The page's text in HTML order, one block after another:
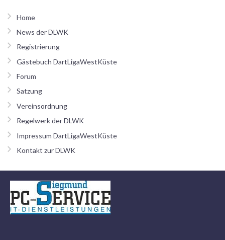
Home
News der DLWK
Registrierung
Gästebuch DartLigaWestKüste
Forum
Satzung
Vereinsordnung
Regelwerk der DLWK
Impressum DartLigaWestKüste
Kontakt zur DLWK